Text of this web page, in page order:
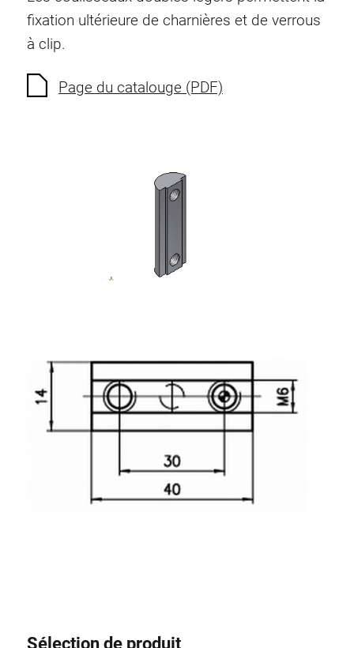
Ecrous à ressort
Éléments de Raccordements de fond
Eléments de surface
Charnières et Articulations
Éléments pneumatique
Éléments dynamique
Système de transrouler
fixation ultérieure de charnières et de verrous
à clip.
Page du catalouge (PDF)
Sélection de produit